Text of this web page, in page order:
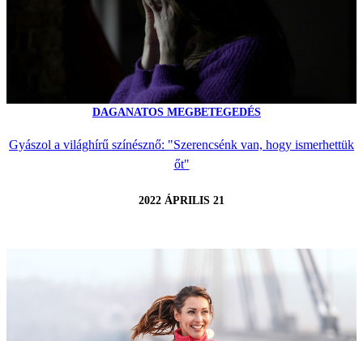
DAGANATOS MEGBETEGEDÉS
Gyászol a világhírű színésznő: "Szerencsénk van, hogy ismerhettük
őt"
2022 ÁPRILIS 21